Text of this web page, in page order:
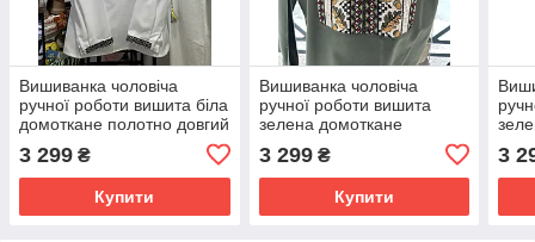
Вишиванка чоловіча
ручної роботи вишита біла
домоткане полотно довгий
3 299 ₴
Купити
Вишиванка чоловіча
ручної роботи вишита
зелена домоткане
розмір 52
3 299₴
Купити
3